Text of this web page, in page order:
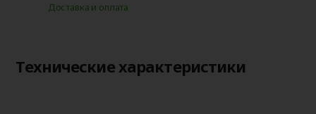
Доставка и оплата
Технические характеристики